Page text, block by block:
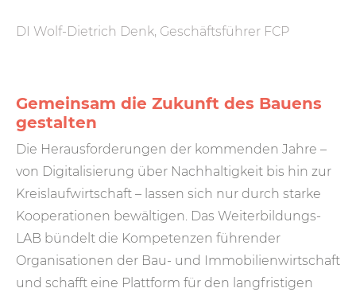
DI Wolf-Dietrich Denk, Geschäftsführer FCP
Gemeinsam die Zukunft des Bauens
gestalten
Die Herausforderungen der kommenden Jahre –
von Digitalisierung über Nachhaltigkeit bis hin zur
Kreislaufwirtschaft – lassen sich nur durch starke
Kooperationen bewältigen. Das Weiterbildungs-
LAB bündelt die Kompetenzen führender
Organisationen der Bau- und Immobilienwirtschaft
und schafft eine Plattform für den langfristigen